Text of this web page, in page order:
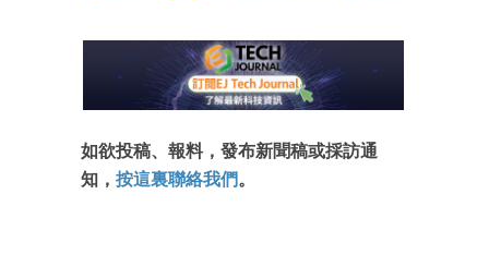
如欲投稿、報料，發布新聞稿或採訪通
知， 按這裏聯絡我們。
成為 EJ Tech 會員